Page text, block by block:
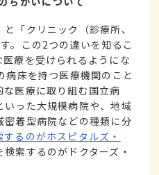
「クリニック（診療所、
。この2つの違いを知るこ
療を受けられるようにな
病床を持つ医療機関のこと
医療に取り組む国立病
った大規模病院や、地域
着型病院などの種類に分
するのがホスピタルズ・
索するのがドクターズ・